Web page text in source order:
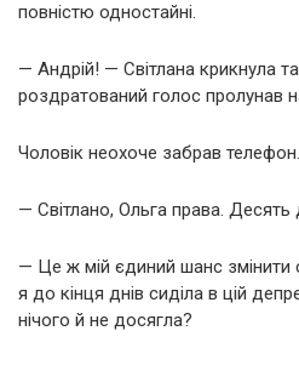
повністю одностайні.
— Андрій! — Світлана крикнула
роздратований голос пролунав
Чоловік неохоче забрав телефон.
— Світлано, Ольга права. Десять
— Це ж мій єдиний шанс
я до кінця днів сиділа в цій
нічого й не досягла?